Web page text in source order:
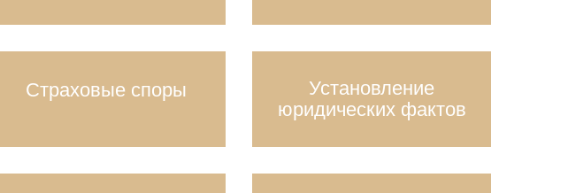
Страховые споры
Установление
юридических фактов